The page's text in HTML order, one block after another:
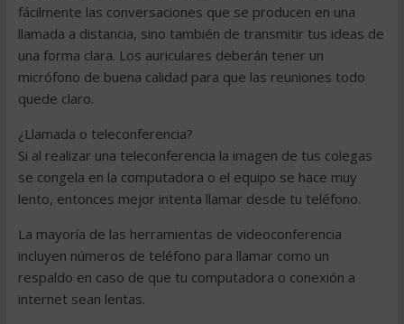
fácilmente las conversaciones que se producen en una
llamada a distancia, sino también de transmitir tus ideas de
una forma clara. Los auriculares deberán tener un
micrófono de buena calidad para que las reuniones todo
quede claro.
¿Llamada o teleconferencia?
Si al realizar una teleconferencia la imagen de tus colegas
se congela en la computadora o el equipo se hace muy
lento, entonces mejor intenta llamar desde tu teléfono.
La mayoría de las herramientas de videoconferencia
incluyen números de teléfono para llamar como un
respaldo en caso de que tu computadora o conexión a
internet sean lentas.